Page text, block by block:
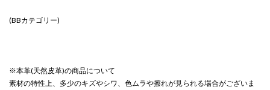
(BBカテゴリー)
※本革(天然皮革)の商品について
素材の特性上、多少のキズやシワ、色ムラや擦れが見られる場合がございま